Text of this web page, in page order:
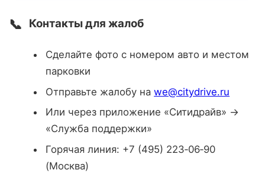
📞 Контакты для жалоб
Сделайте фото с номером авто и местом
парковки
Отправьте жалобу наwe@citydrive.ru
Или через приложение «Ситидрайв» →
«Служба поддержки»
Горячая линия: +7 (495) 223‑06‑90
(Москва)